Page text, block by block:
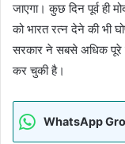
जाएगा। कुछ दिन पूर्व ही
को भारत रत्न देने की भी
सरकार ने सबसे अधिक पूरे
कर चुकी है।
WhatsApp